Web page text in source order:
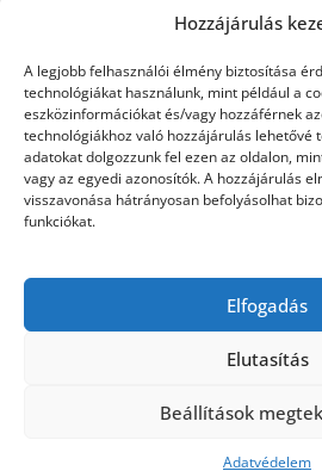
Hozzájárulás
A legjobb felhasználói élmény biztosítása
technológiákat használunk, mint például a
eszközinformációkat és/vagy hozzáférnek
technológiákhoz való hozzájárulás lehetővé
adatokat dolgozzunk fel ezen az oldalon,
vagy az egyedi azonosítók. A hozzájárulás
visszavonása hátrányosan befolyásolhat
funkciókat.
Elfogadás
Elutasítás
Beállítások
Adatvédelem
Kovács László
Krasznai Tünde Like LiL C. Malek Miklós
Nagy Feró Oláh Gergő Péterffy Lili
Cowell Szabó Dávid Szabó Ádám
Tarány Tamás Tóth Gabi Vastag
Kati X-factor X-FaktorX-
X-Faktor válogatásx
©2026 X-Faktor
WordPress